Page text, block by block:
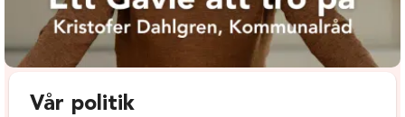
Vår politik